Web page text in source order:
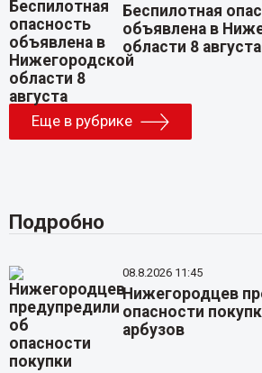
Беспилотная
объявлена в
области 8 августа
Еще в рубрике
Подробно
08.8.2026 11:45
Нижегородцев
опасности
арбузов